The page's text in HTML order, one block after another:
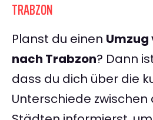
TRABZON
Planst du einen Umzug
nach Trabzon? Dann
dass du dich über die
Unterschiede